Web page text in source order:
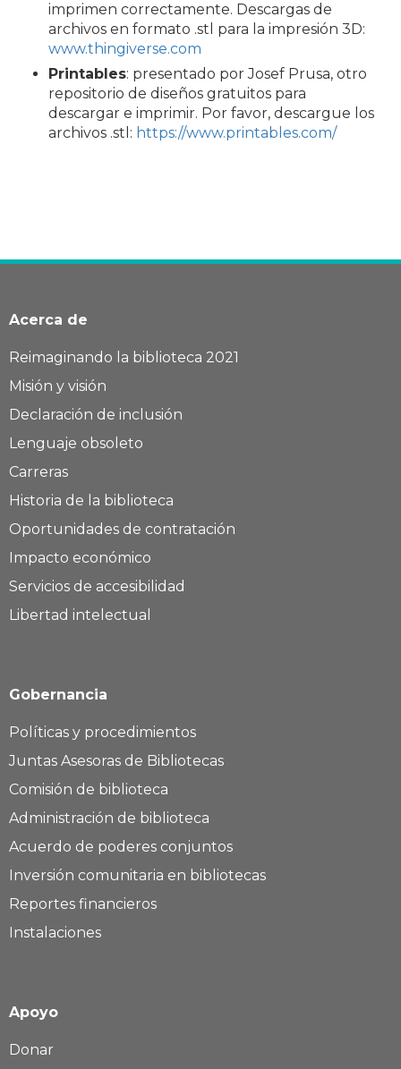
imprimen correctamente. Descargas de
archivos en formato .stl para la impresión 3D:
www.thingiverse.com
Printables: presentado por Josef Prusa, otro
repositorio de diseños gratuitos para
descargar e imprimir. Por favor, descargue los
archivos .stl: https://www.printables.com/
Acerca de
Reimaginando la biblioteca 2021
Misión y visión
Declaración de inclusión
Lenguaje obsoleto
Carreras
Historia de la biblioteca
Oportunidades de contratación
Impacto económico
Servicios de accesibilidad
Libertad intelectual
Gobernancia
Políticas y procedimientos
Juntas Asesoras de Bibliotecas
Comisión de biblioteca
Administración de biblioteca
Acuerdo de poderes conjuntos
Inversión comunitaria en bibliotecas
Reportes financieros
Instalaciones
Apoyo
Donar